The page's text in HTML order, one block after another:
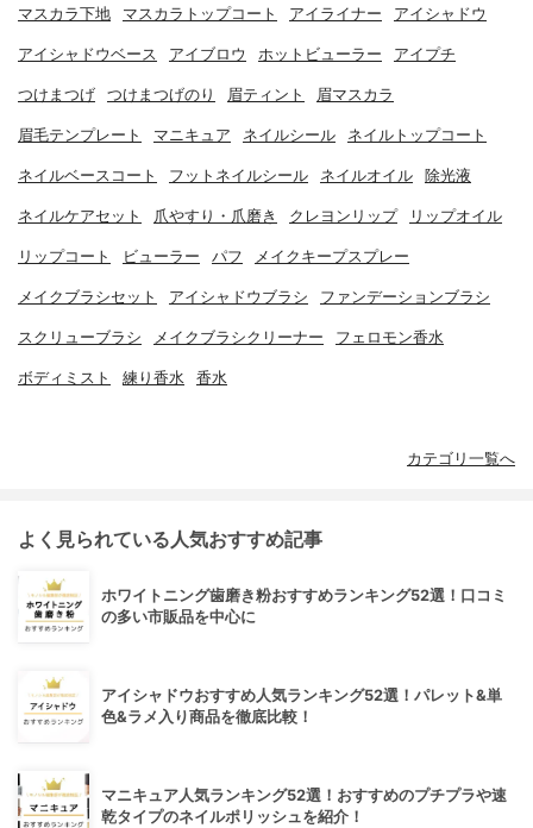
マスカラ下地 マスカラトップコート アイライナー アイシャドウ
アイシャドウベース アイブロウ ホットビューラー アイプチ
つけまつげ つけまつげのり 眉ティント 眉マスカラ
眉毛テンプレート マニキュア ネイルシール ネイルトップコート
ネイルベースコート フットネイルシール ネイルオイル 除光液
ネイルケアセット 爪やすり・爪磨き クレヨンリップ リップオイル
リップコート ビューラー パフ メイクキープスプレー
メイクブラシセット アイシャドウブラシ ファンデーションブラシ
スクリューブラシ メイクブラシクリーナー フェロモン香水
ボディミスト 練り香水 香水
カテゴリ一覧へ
よく見られている人気おすすめ記事
ホワイトニング歯磨き粉おすすめランキング52選！口コミ
の多い市販品を中心に
アイシャドウおすすめ人気ランキング52選！パレット&単
色&ラメ入り商品を徹底比較！
マニキュア人気ランキング52選！おすすめのプチプラや速
乾タイプのネイルポリッシュを紹介！